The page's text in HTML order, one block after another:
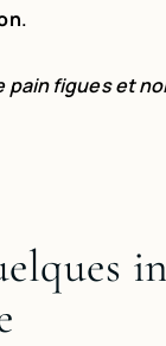
.
pain figues et